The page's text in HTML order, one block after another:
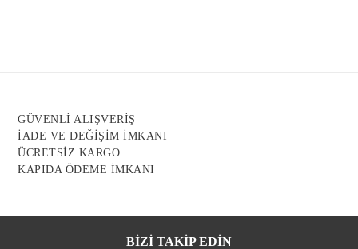
Bu ürüne benzer farklı alternatifler olmalı.
Gönder
GÜVENLİ ALIŞVERİŞ
İADE VE DEĞİŞİM İMKANI
ÜCRETSİZ KARGO
KAPIDA ÖDEME İMKANI
BİZİ TAKİP EDİN